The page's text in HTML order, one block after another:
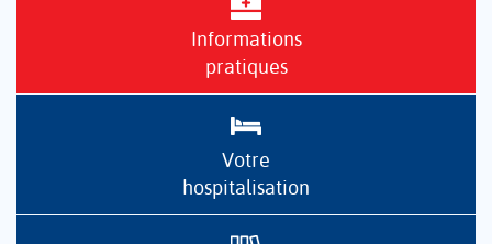
Informations
pratiques
Votre
hospitalisation